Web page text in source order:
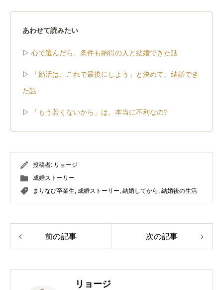
あわせて読みたい
▷ 心で選んだら、条件も納得の人と結婚できた話
▷ 「婚活は、これで最後にしよう」と決めて、結婚でき
た話
▷ 「もう若くないから」は、本当に不利なの?
投稿者: リョージ
成婚ストーリー
まりなび卒業生, 成婚ストーリー, 結婚してから , 結婚後の生活
前の記事 次の記事
リョージ